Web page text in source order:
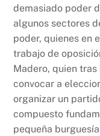
demasiado poder
algunos sectores
poder, quienes en
trabajo de
Madero, quien
convocar a
organizar un
compuesto
pequeña